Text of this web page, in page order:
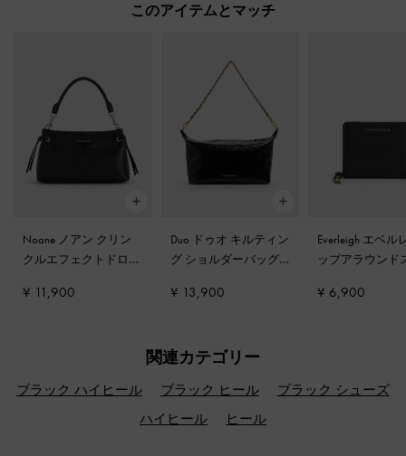
このアイテムとマッチ
Noane ノアン クリン
クルエフェクトドロウ
ドルバッグ
¥ 11,900
Duo ドゥオ キルティン
グ ショルダーバッグ-
¥ 13,900
Everleigh エベル
ップアラウンド
ク
¥ 6,900
関連カテゴリー
ブラック ハイヒール ブラック ヒール
ブラック シューズ
ハイヒール
ヒール